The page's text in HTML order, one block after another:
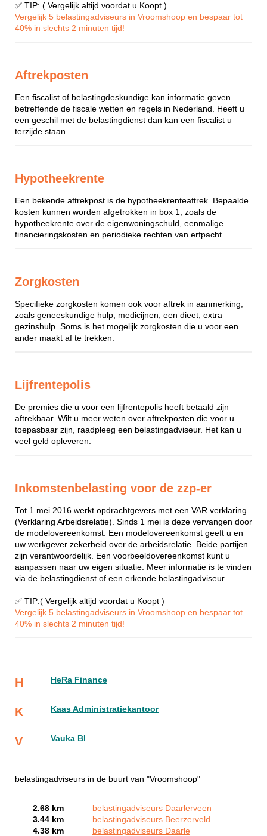
✅ TIP: ( Vergelijk altijd voordat u Koopt )
Vergelijk 5 belastingadviseurs in Vroomshoop en bespaar tot
40% in slechts 2 minuten tijd!
Aftrekposten
Een fiscalist of belastingdeskundige kan informatie geven
betreffende de fiscale wetten en regels in Nederland. Heeft u
een geschil met de belastingdienst dan kan een fiscalist u
terzijde staan.
Hypotheekrente
Een bekende aftrekpost is de hypotheekrenteaftrek. Bepaalde
kosten kunnen worden afgetrokken in box 1, zoals de
hypotheekrente over de eigenwoningschuld, eenmalige
financieringskosten en periodieke rechten van erfpacht.
Zorgkosten
Specifieke zorgkosten komen ook voor aftrek in aanmerking,
zoals geneeskundige hulp, medicijnen, een dieet, extra
gezinshulp. Soms is het mogelijk zorgkosten die u voor een
ander maakt af te trekken.
Lijfrentepolis
De premies die u voor een lijfrentepolis heeft betaald zijn
aftrekbaar. Wilt u meer weten over aftrekposten die voor u
toepasbaar zijn, raadpleeg een belastingadviseur. Het kan u
veel geld opleveren.
Inkomstenbelasting voor de zzp-er
Tot 1 mei 2016 werkt opdrachtgevers met een VAR verklaring.
(Verklaring Arbeidsrelatie). Sinds 1 mei is deze vervangen door
de modelovereenkomst. Een modelovereenkomst geeft u en
uw werkgever zekerheid over de arbeidsrelatie. Beide partijen
zijn verantwoordelijk. Een voorbeeldovereenkomst kunt u
aanpassen naar uw eigen situatie. Meer informatie is te vinden
via de belastingdienst of een erkende belastingadviseur.
✅ TIP:( Vergelijk altijd voordat u Koopt )
Vergelijk 5 belastingadviseurs in Vroomshoop en bespaar tot
40% in slechts 2 minuten tijd!
H HeRa Finance
K Kaas Administratiekantoor
V Vauka BI
belastingadviseurs in de buurt van "Vroomshoop"
2.68 km
belastingadviseurs Daarlerveen
3.44 km
belastingadviseurs Beerzerveld
4.38 km
belastingadviseurs Daarle